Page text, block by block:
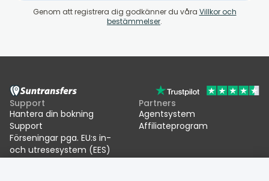
Genom att registrera dig godkänner du våra Villkor och
bestämmelser.
Support
Hantera din bokning
Support
Förseningar pga. EU:s in-
och utresesystem (EES)
Partners
Agentsystem
Affiliateprogram